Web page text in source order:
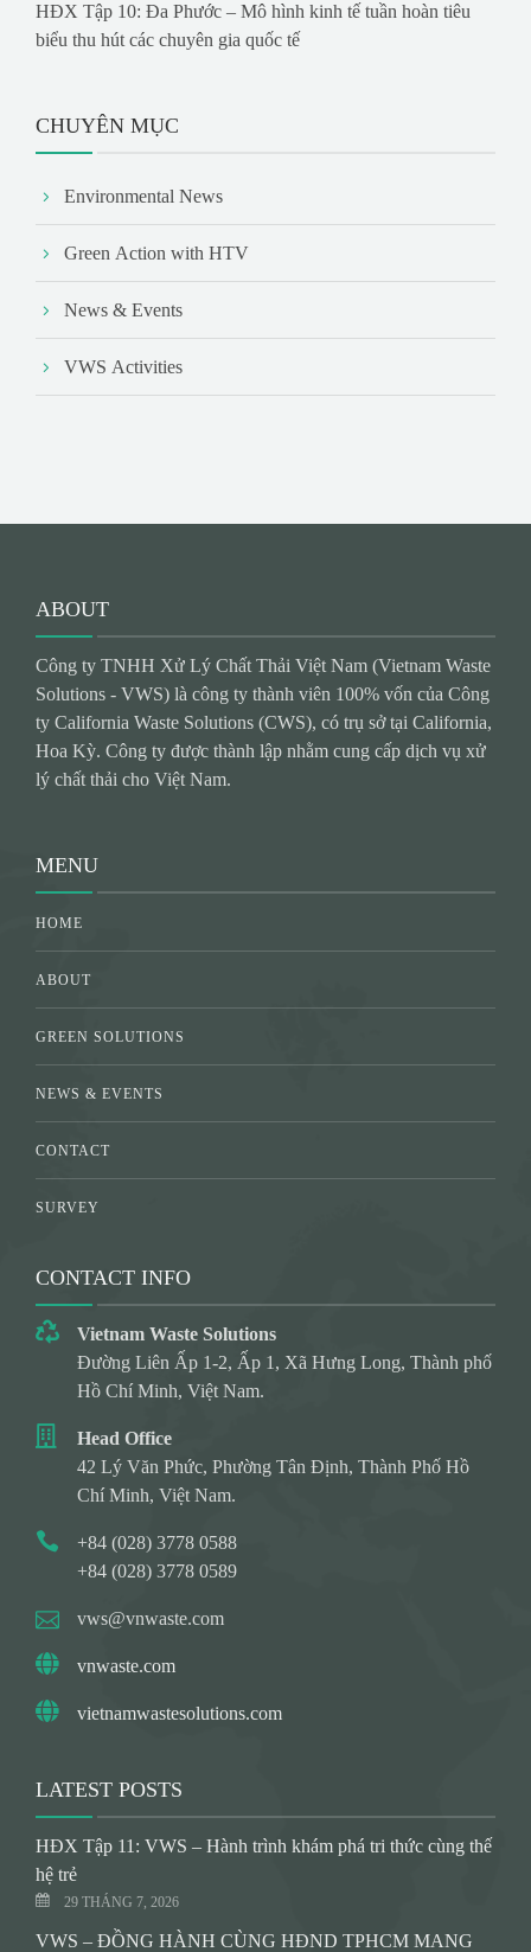
HĐX Tập 10: Đa Phước – Mô hình kinh tế tuần hoàn tiêu
biểu thu hút các chuyên gia quốc tế
CHUYÊN MỤC
Environmental News
Green Action with HTV
News & Events
VWS Activities
ABOUT
Công ty TNHH Xử Lý Chất Thải Việt Nam (Vietnam Waste
Solutions - VWS) là công ty thành viên 100% vốn của Công
ty California Waste Solutions (CWS), có trụ sở tại California,
Hoa Kỳ. Công ty được thành lập nhằm cung cấp dịch vụ xử
lý chất thải cho Việt Nam.
MENU
HOME
ABOUT
GREEN SOLUTIONS
NEWS & EVENTS
CONTACT
SURVEY
CONTACT INFO
Vietnam Waste Solutions
Đường Liên Ấp 1-2, Ấp 1, Xã Hưng Long, Thành phố
Hồ Chí Minh, Việt Nam.
Head Office
42 Lý Văn Phức, Phường Tân Định, Thành Phố Hồ
Chí Minh, Việt Nam.
+84 (028) 3778 0588
+84 (028) 3778 0589
vws@vnwaste.com
vnwaste.com
vietnamwastesolutions.com
LATEST POSTS
HĐX Tập 11: VWS – Hành trình khám phá tri thức cùng thế
hệ trẻ
29 THÁNG 7, 2026
VWS – ĐỒNG HÀNH CÙNG HĐND TPHCM MANG